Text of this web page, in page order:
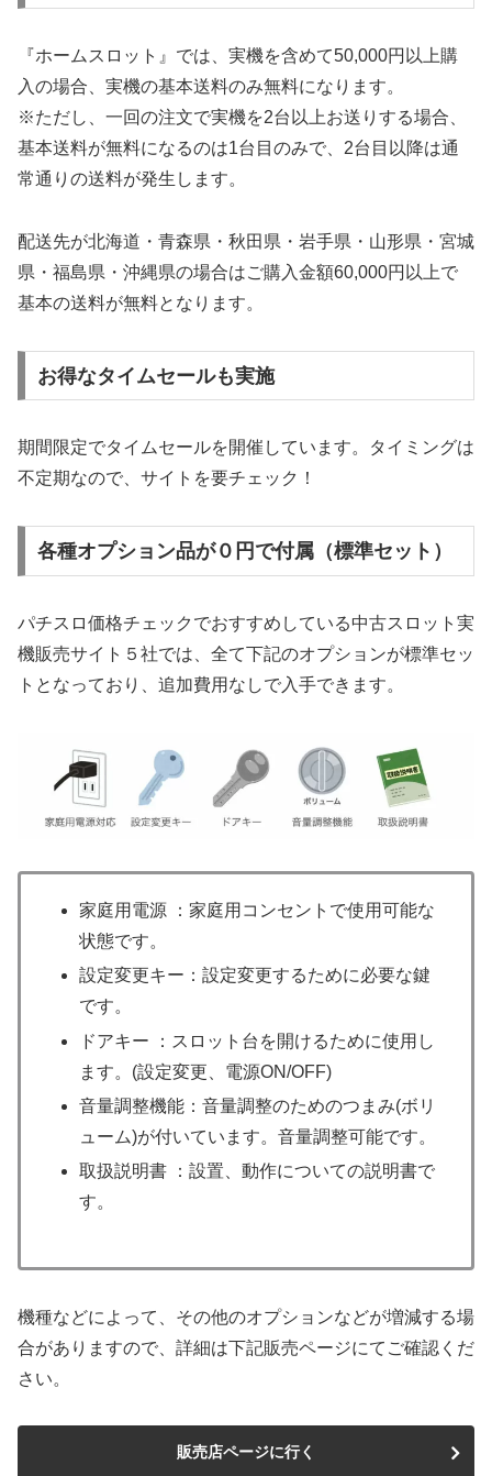
『ホームスロット』では、実機を含めて50,000円以上購
入の場合、実機の基本送料のみ無料になります。
※ただし、一回の注文で実機を2台以上お送りする場合、
基本送料が無料になるのは1台目のみで、2台目以降は通
常通りの送料が発生します。
配送先が北海道・青森県・秋田県・岩手県・山形県・宮城
県・福島県・沖縄県の場合はご購入金額60,000円以上で
基本の送料が無料となります。
お得なタイムセールも実施
期間限定でタイムセールを開催しています。タイミングは
不定期なので、サイトを要チェック！
各種オプション品が０円で付属（標準セット）
パチスロ価格チェックでおすすめしている中古スロット実
機販売サイト５社では、全て下記のオプションが標準セッ
トとなっており、追加費用なしで入手できます。
家庭用電源 ：家庭用コンセントで使用可能な
状態です。
設定変更キー：設定変更するために必要な鍵
です。
ドアキー ：スロット台を開けるために使用し
ます。(設定変更、電源ON/OFF)
音量調整機能：音量調整のためのつまみ(ボリ
ューム)が付いています。音量調整可能です。
取扱説明書 ：設置、動作についての説明書で
す。
機種などによって、その他のオプションなどが増減する場
合がありますので、詳細は下記販売ページにてご確認くだ
さい。
販売店ページに行く